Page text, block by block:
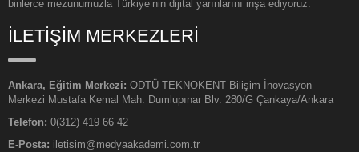
binlerce mezunumuzla Türkiye’nin dijital yarınlarını inşa ediyoruz.
İLETİŞİM MERKEZLERİ
Ankara, Eğitim Merkezi: ODTÜ TEKNOKENT Bilişim İnovasyon
Merkezi Mustafa Kemal Mah. Dumlupınar Blv. 280/G Çankaya/Ankara
Telefon: 0(312) 419 66 42
E-Posta: iletisim@medyaakademi.com.tr